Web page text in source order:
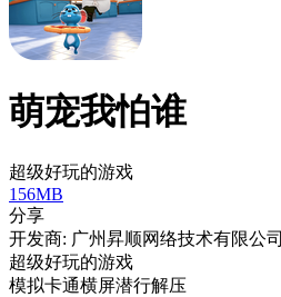
萌宠我怕谁
超级好玩的游戏
156MB
分享
开发商: 广州昇顺网络技术有限公司
超级好玩的游戏
模拟卡通横屏潜行解压